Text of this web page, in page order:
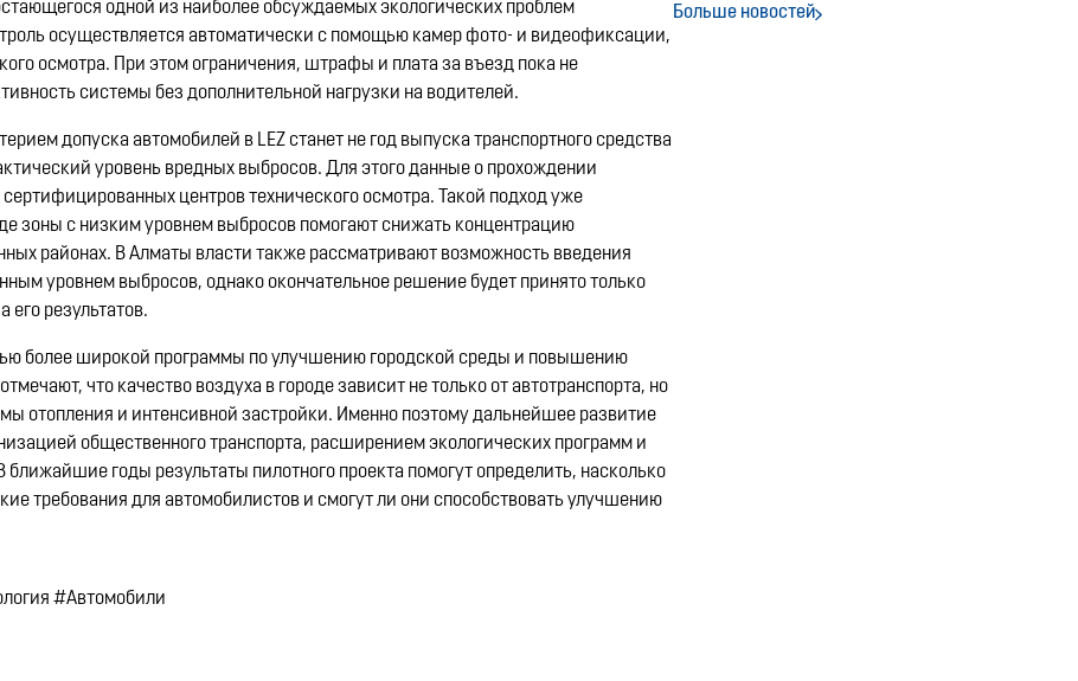
одной из наиболее обсуждаемых экологических проблем
осуществляется автоматически с помощью камер фото- и видеофиксации,
осмотра. При этом ограничения, штрафы и плата за въезд пока не
системы без дополнительной нагрузки на водителей.
допуска автомобилей в LEZ станет не год выпуска транспортного средства
уровень вредных выбросов. Для этого данные о прохождении
центров технического осмотра. Такой подход уже
зоны с низким уровнем выбросов помогают снижать концентрацию
районах. В Алматы власти также рассматривают возможность введения
уровнем выбросов, однако окончательное решение будет принято только
его результатов.
более широкой программы по улучшению городской среды и повышению
что качество воздуха в городе зависит не только от автотранспорта, но
отопления и интенсивной застройки. Именно поэтому дальнейшее развитие
общественного транспорта, расширением экологических программ и
годы результаты пилотного проекта помогут определить, насколько
требования для автомобилистов и смогут ли они способствовать улучшению
#Автомобили
Больше новостей